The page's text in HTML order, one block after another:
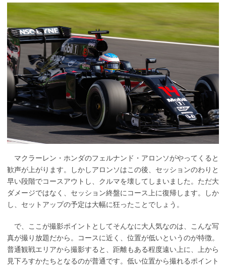
マクラーレン・ホンダのフェルナンド・アロンソがやってくると
歓声が上がります。しかしアロンソはこの後、セッションのわりと
早い段階でコースアウトし、クルマを壊してしまいました。ただ大
ダメージではなく、セッション終盤にコース上に復帰します。しか
し、セットアップの予定は大幅に狂ったことでしょう。
で、ここが撮影ポイントとしてそんなに大人気なのは、こんな写
真が撮り放題だから。コースに近く、位置が低いというのが特徴。
普通観戦エリアから撮影すると、距離もある程度遠い上に、上から
見下ろすかたちとなるのが普通です。低い位置から撮れるポイント